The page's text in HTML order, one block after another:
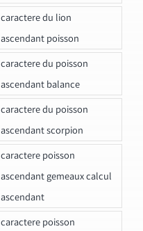
caractere du lion
ascendant poisson
caractere du poisson
ascendant balance
caractere du poisson
ascendant scorpion
caractere poisson
ascendant gemeaux calcul
ascendant
caractere poisson